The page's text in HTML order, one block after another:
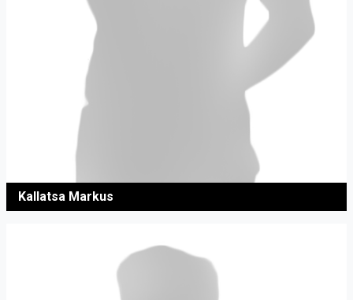
Kallatsa Markus